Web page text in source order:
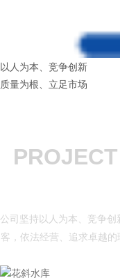
以人为本、竞争创新
质量为根、立足市场
公司坚持以人为本、竞争
客，依法经营、追求卓越